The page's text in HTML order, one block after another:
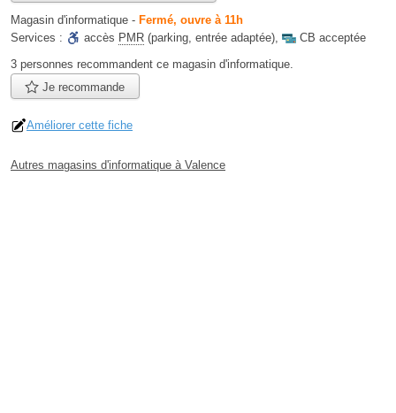
Magasin d'informatique - Fermé, ouvre à 11h
Services :
accès PMR (parking, entrée adaptée),
CB acceptée
3 personnes recommandent ce magasin d'informatique.
Je recommande
Améliorer cette fiche
Autres magasins d'informatique à Valence